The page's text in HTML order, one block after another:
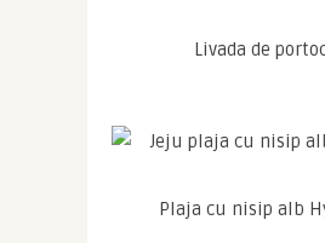
Livada de
Plaja cu nisip alb